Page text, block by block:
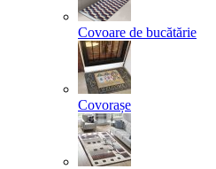
Covoare de bucătărie
Covorașe